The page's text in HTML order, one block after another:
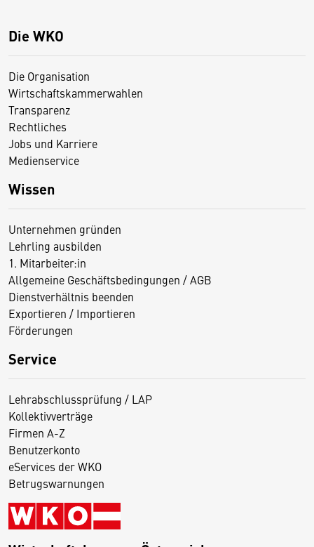
Die WKO
Die Organisation
Wirtschaftskammerwahlen
Transparenz
Rechtliches
Jobs und Karriere
Medienservice
Wissen
Unternehmen gründen
Lehrling ausbilden
1. Mitarbeiter:in
Allgemeine Geschäftsbedingungen / AGB
Dienstverhältnis beenden
Exportieren / Importieren
Förderungen
Service
Lehrabschlussprüfung / LAP
Kollektivverträge
Firmen A-Z
Benutzerkonto
eServices der WKO
Betrugswarnungen